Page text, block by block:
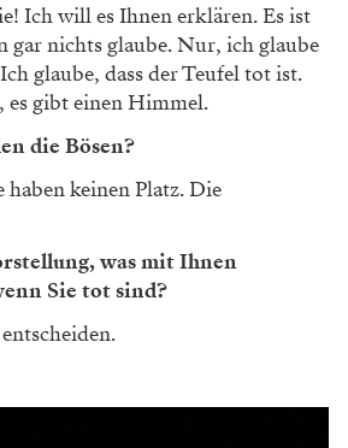
Ich will es Ihnen erklären. Es ist
gar nichts glaube. Nur, ich glaube
glaube, dass der Teufel tot ist.
es gibt einen Himmel.
die Bösen?
keinen Platz. Die
was mit Ihnen
Sie tot sind?